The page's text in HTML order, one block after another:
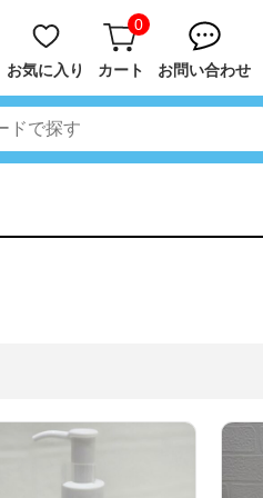
お気に入り
0
カート お問い合わせ